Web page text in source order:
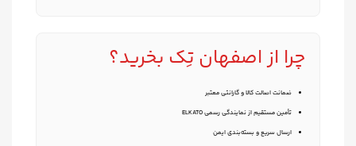
چرا ازاصفهان تِک بخرید؟
ضمانت اصالت کالا و گارانتی معتبر
تأمین مستقیم از نمایندگی رسمی ELKATO
ارسال سریع و بسته‌بندی ایمن